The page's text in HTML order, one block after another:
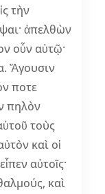
τὴν
ἀπελθὼν
οὖν αὐτῷ·
Ἄγουσιν
ποτε
πηλὸν
τοὺς
καὶ οἱ
αὐτοῖς·
καὶ